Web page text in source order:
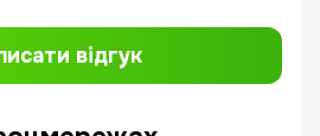
відгук